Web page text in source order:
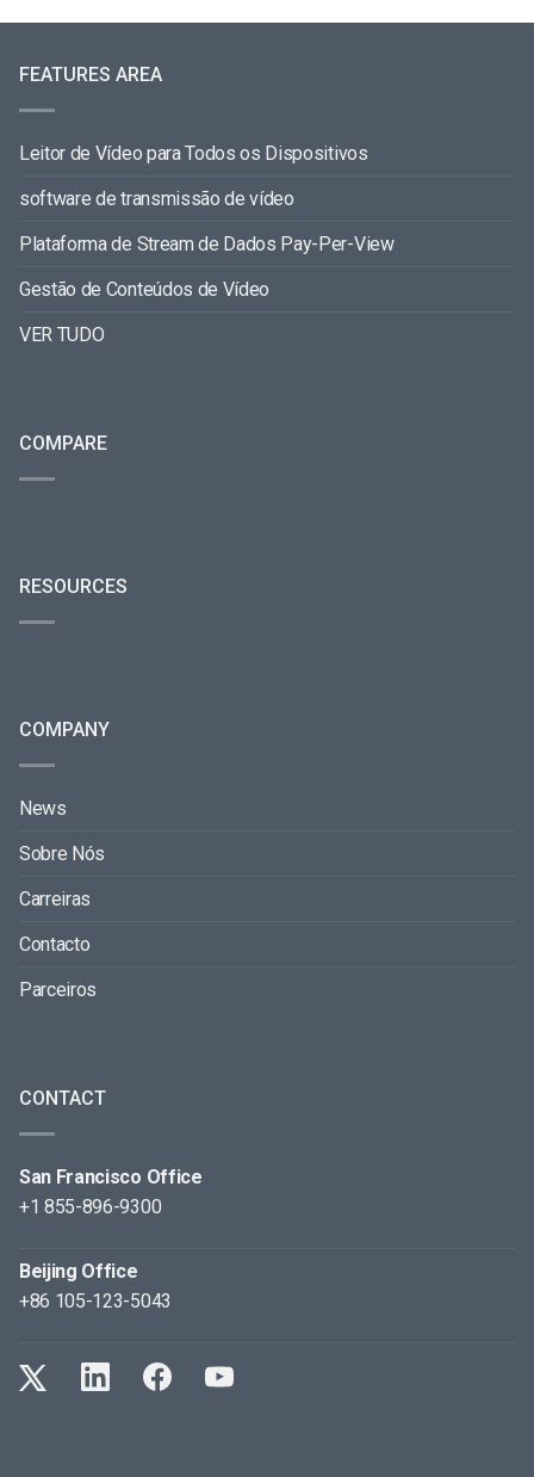
FEATURES AREA
Leitor de Vídeo para Todos os Dispositivos
software de transmissão de vídeo
Plataforma de Stream de Dados Pay-Per-View
Gestão de Conteúdos de Vídeo
VER TUDO
COMPARE
RESOURCES
COMPANY
News
Sobre Nós
Carreiras
Contacto
Parceiros
CONTACT
San Francisco Office
+1 855-896-9300
Beijing Office
+86 105-123-5043